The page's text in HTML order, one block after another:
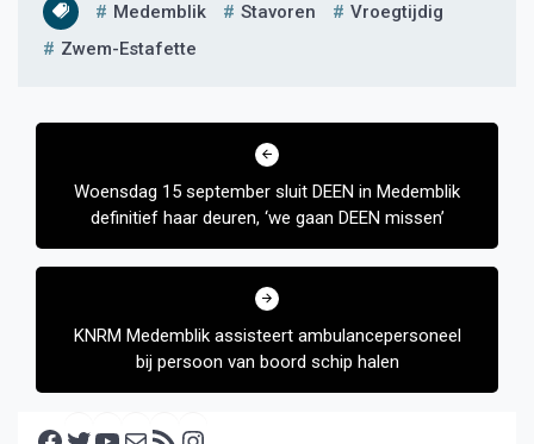
Medemblik Stavoren
Vroegtijdig
Zwem-Estafette
Bericht
Woensdag 15 september sluit DEEN in Medemblik
definitief haar deuren, ‘we gaan DEEN missen’
KNRM Medemblik assisteert ambulancepersoneel
bij persoon van boord schip halen
Facebook Twitter YouTube E-mail RSS feed